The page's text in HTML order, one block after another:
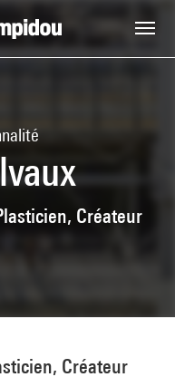
Créateur
Créateur